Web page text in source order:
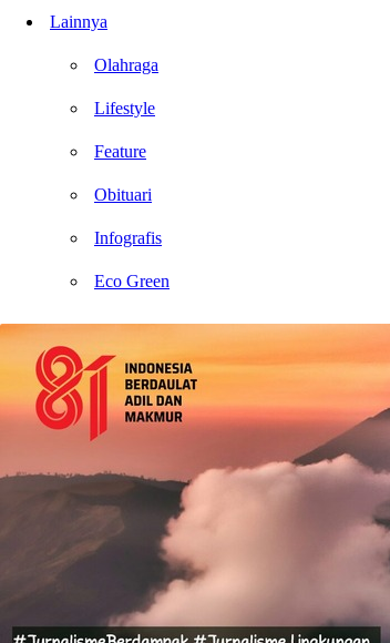
Lainnya
Olahraga
Lifestyle
Feature
Obituari
Infografis
Eco Green